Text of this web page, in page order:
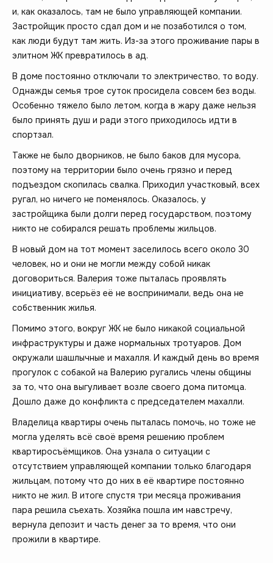
и, как оказалось, там не было управляющей компании.
Застройщик просто сдал дом и не позаботился о том,
как люди будут там жить. Из-за этого проживание пары в
элитном ЖК превратилось в ад.
В доме постоянно отключали то электричество, то воду.
Однажды семья трое суток просидела совсем без воды.
Особенно тяжело было летом, когда в жару даже нельзя
было принять душ и ради этого приходилось идти в
спортзал.
Также не было дворников, не было баков для мусора,
поэтому на территории было очень грязно и перед
подъездом скопилась свалка. Приходил участковый, всех
ругал, но ничего не поменялось. Оказалось, у
застройщика были долги перед государством, поэтому
никто не собирался решать проблемы жильцов.
В новый дом на тот момент заселилось всего около 30
человек, но и они не могли между собой никак
договориться. Валерия тоже пыталась проявлять
инициативу, всерьёз её не воспринимали, ведь она не
собственник жилья.
Помимо этого, вокруг ЖК не было никакой социальной
инфраструктуры и даже нормальных тротуаров. Дом
окружали шашлычные и махалля. И каждый день во время
прогулок с собакой на Валерию ругались члены общины
за то, что она выгуливает возле своего дома питомца.
Дошло даже до конфликта с председателем махалли.
Владелица квартиры очень пыталась помочь, но тоже не
могла уделять всё своё время решению проблем
квартиросъёмщиков. Она узнала о ситуации с
отсутствием управляющей компании только благодаря
жильцам, потому что до них в её квартире постоянно
никто не жил. В итоге спустя три месяца проживания
пара решила съехать. Хозяйка пошла им навстречу,
вернула депозит и часть денег за то время, что они
прожили в квартире.